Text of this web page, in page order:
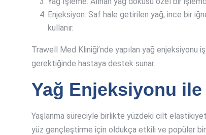
Enjeksiyon: Saf hale getirilen yağ, ince bir
kullanır.
Trawell Med Kliniği’nde yapılan yağ
gerektiğinde hastaya destek sunar.
Yağ Enjeksiyonu
Yaşlanma süreciyle birlikte yüzdeki cilt elastikiyeti
yüz gençleştirme için oldukça etkili ve popüler